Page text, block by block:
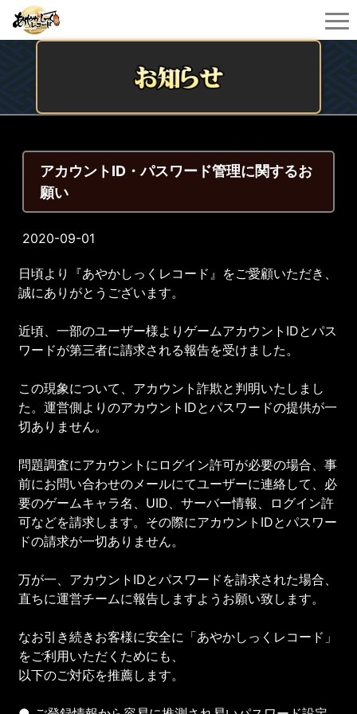
アカウントID・パスワード管理に関するお
願い
2020-09-01
日頃より『あやかしっくレコード』をご愛顧いただき、
誠にありがとうございます。
近頃、一部のユーザー様よりゲームアカウントIDとパス
ワードが第三者に請求される報告を受けました。
この現象について、アカウント詐欺と判明いたしまし
た。運営側よりのアカウントIDとパスワードの提供が一
切ありません。
問題調査にアカウントにログイン許可が必要の場合、事
前にお問い合わせのメールにてユーザーに連絡して、必
要のゲームキャラ名、UID、サーバー情報、ログイン許
可などを請求します。その際にアカウントIDとパスワー
ドの請求が一切ありません。
万が一、アカウントIDとパスワードを請求された場合、
直ちに運営チームに報告しますようお願い致します。
なお引き続きお客様に安全に「あやかしっくレコード」
をご利用いただくためにも、
以下のご対応を推薦します。